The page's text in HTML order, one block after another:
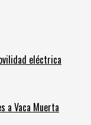
eléctrica
a Vaca Muerta